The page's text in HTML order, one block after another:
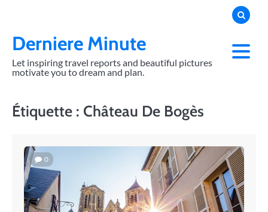
contentDerniere Minute
Let inspiring travel reports and beautiful pictures
motivate you to dream and plan.
Étiquette : Château De Bogès
0